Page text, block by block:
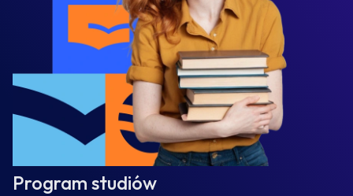
Program studiów